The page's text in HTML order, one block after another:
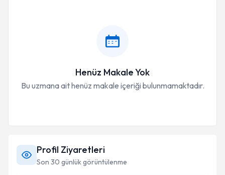
Henüz Makale Yok
Bu uzmana ait henüz makale içeriği bulunmamaktadır.
Profil Ziyaretleri
Son 30 günlük görüntülenme